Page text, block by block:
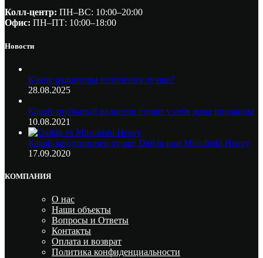
Колл-центр: ПН–ВС: 10:00–20:00​
Офис: ПН–ПТ: 10:00–18:00
Новости
Какие радиаторы отопления лучше?
28.08.2025
Какой трубчатый радиатор ставят у себя дома продавцы
10.08.2021
Какой кондиционер лучше Daikin или Mitsubishi Heavy
17.09.2020
КОМПАНИЯ
О нас
Наши объекты
Вопросы и Ответы
Контакты
Оплата и возврат
Политика конфиденциальности